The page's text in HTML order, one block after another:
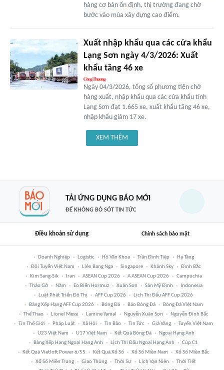
hàng cơ bản ổn định, thị trường đang chờ
bước vào mùa xây dựng cao điểm.
Xuất nhập khẩu qua các cửa khẩu
Lạng Sơn ngày 4/3/2026: Xuất
khẩu tăng 46 xe
Ngày 04/3/2026, tổng số phương tiện chở
hàng xuất, nhập khẩu qua các cửa khẩu tỉnh
Lạng Sơn đạt 1.665 xe, xuất khẩu tăng 46 xe,
nhập khẩu giảm 17 xe.
XEM THÊM
TẢI ỨNG DỤNG BÁO MỚI
ĐỂ KHÔNG BỎ SÓT TIN TỨC
Điều khoản sử dụng Chính sách bảo mật
Doanh Nghiệp Logistic Hồ Văn Khoa Trần Đình Tiệp
Hạ Tầng
Đội Tuyển Việt Nam
Liên Bang Nga Singapore Khánh Sky
Đình Bắc
Kim Sang-Sik
Iran ASEAN Cup 2026 A ASEAN Cup 2026
Campuchia
Tháo Gỡ
Năm Eo Biển Hormuz Xuân Son Sân Mỹ Đình
Indonesia
Luật Phát Triển Đô Thị
AFF Cup 2026
Lịch Thi Đấu AFF Cup 2026
Bảng Xếp Hạng AFF Cup 2026
Bóng Đá Báo Bóng Đá
Bóng Đá Việt Nam
Thể Thao
Lionel Messi Lamine Yamal Nguyễn Xuân Son
Nguyễn Đình Bắc
Tin Thế Giới
Pháp Luật Xã Hội Tin Bão Tin Tức Giá Vàng
Tuyển Việt Nam
U23 Việt Nam
U17 Việt Nam Kết Quả Bóng Đá
Ngoại Hạng Anh
Bảng Xếp Hạng Ngoại Hạng Anh
Lịch Thi Đấu Ngoại Hạng Anh
Cúp C1
Kết Quả Vietlott Power 6/55
Kết Quả Xổ Số Xổ Số Miền Nam
Xổ Số Miền Bắc
Xổ Số Miền Trung
Giao Thông Thời Sự Lịch Vạn Niên
Thời Tiết